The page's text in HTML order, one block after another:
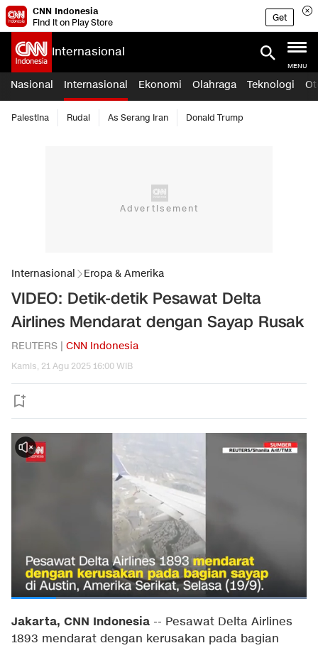
CNN Indonesia
Find it on Play Store
Get
Internasional
MENU
Nasional Internasional Ekonomi Olahraga Teknologi
Palestina Rudal As Serang Iran Donald Trump
Internasional Eropa & Amerika
VIDEO: Detik-detik Pesawat Delta
Airlines Mendarat dengan Sayap Rusak
REUTERS | CNN Indonesia
Kamis, 21 Agu 2025 16:00 WIB
Jakarta, CNN Indonesia -- Pesawat Delta Airlines
1893 mendarat dengan kerusakan pada bagian